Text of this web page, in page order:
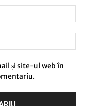
și site-ul web în